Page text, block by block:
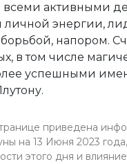
всеми активными
энергии,
напором.
в том числе
успешными
приведена
на 13 Июня 2023
этого дня и